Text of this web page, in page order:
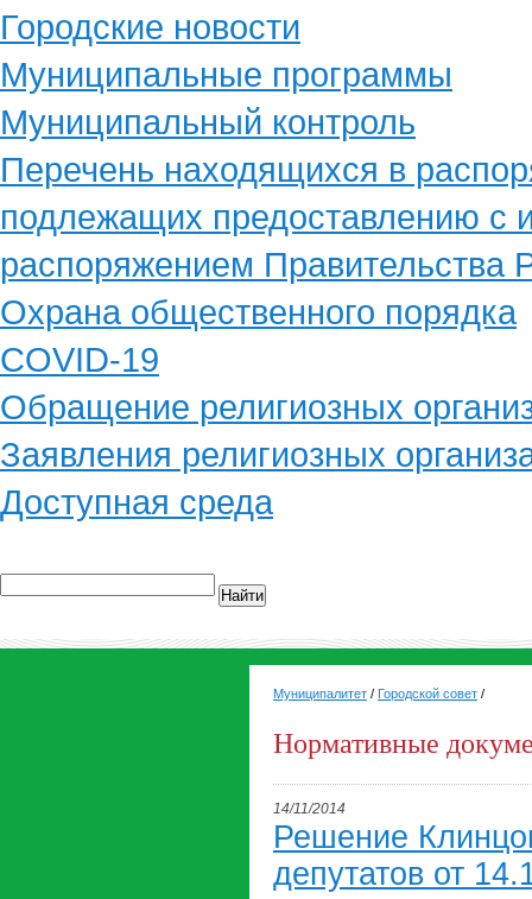
Городские новости
Муниципальные программы
Муниципальный контроль
Перечень находящихся в
подлежащих предоставлению с
распоряжением
Охрана общественного порядка
COVID-19
Обращение религиозных
Заявления религиозных
Доступная среда
Найти
Муниципалитет / Городской совет /
Нормативные
14/11/2014
Решение
депутатов от